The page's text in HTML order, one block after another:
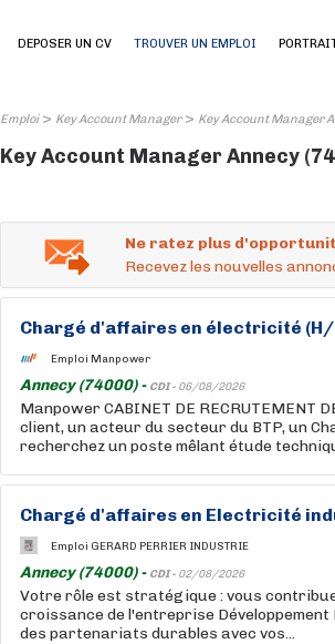
DEPOSER UN CV TROUVER UN EMPLOI
Emploi> Key Account Manager> Key Account Manager
Key Account Manager Annecy
Ne ratez plus
Recevez les nouvelles
Chargé d'affaires en électricité (H/
Emploi Manpower
Annecy (74000) - CDI - 06/08/2026
Manpower CABINET DE RECRUTEMENT
client, un acteur du secteur du BTP, un
recherchez un poste mêlant étude
Chargé d'affaires en Electricité
Emploi GERARD PERRIER INDUSTRIE
Annecy (74000) - CDI - 02/08/2026
Votre rôle est stratégique : vous
croissance de l'entreprise
des partenariats durables avec vos...